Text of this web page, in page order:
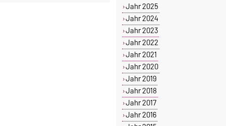
Jahr 2025
Jahr 2024
Jahr 2023
Jahr 2022
Jahr 2021
Jahr 2020
Jahr 2019
Jahr 2018
Jahr 2017
Jahr 2016